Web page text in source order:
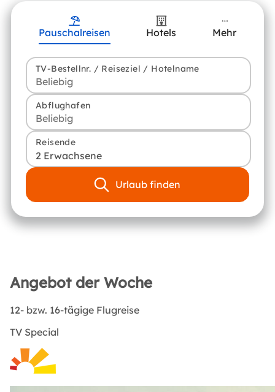
Pauschalreisen Hotels Mehr
TV-Bestellnr. / Reiseziel / Hotelname
Abflughafen
Reisende
2 Erwachsene
Urlaub finden
Angebot der Woche
12- bzw. 16-tägige Flugreise
TV Special